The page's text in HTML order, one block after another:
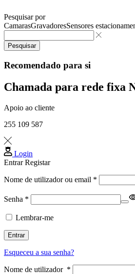
Pesquisar por
CamarasGravadoresSensores
Pesquisar
Recomendado para si
Chamada para rede fixa
Apoio ao cliente
255 109 587
Login
EntrarRegistar
Nome de utilizador ou email *
Senha * Obrigatório
Lembrar-me
Entrar
Esqueceu a sua senha?
Nome de utilizador *